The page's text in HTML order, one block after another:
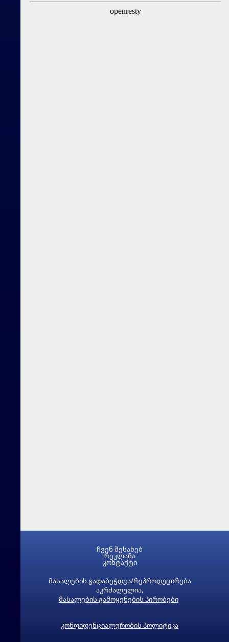
მასალების გადაბეჭდვა/რეპროდუცირება
აკრძალულია,
მასალების გამოყენების პირობები
კონფიდენციალურობის პოლიტიკა
ჩვენ შესახებ
რეკლამა
კონტაქტი